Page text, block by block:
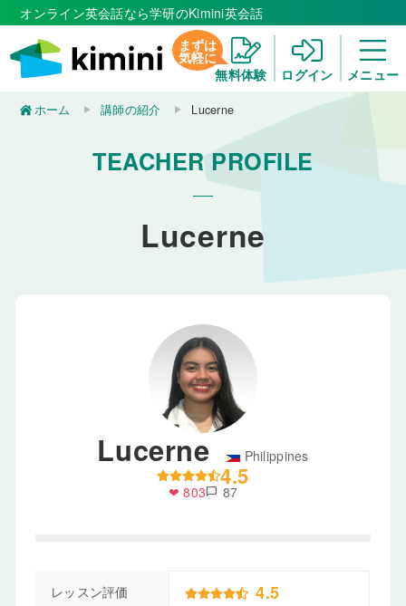
オンライン英会話なら学研のKimini英会話
まずは
気軽に
無料体験
ログイン メニュー
ホーム 講師の紹介 Lucerne
TEACHER PROFILE
Lucerne
Lucerne Philippines
4.5
❤ 803chat_bubble 87
レッスン評価 4.5